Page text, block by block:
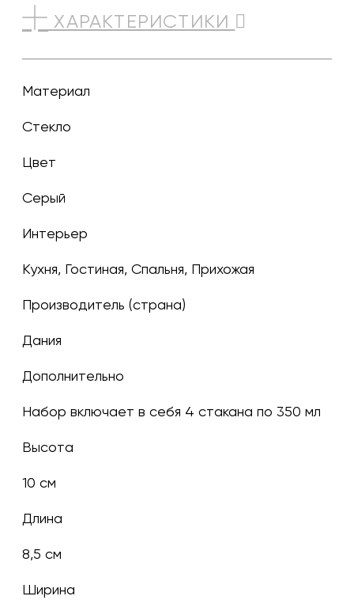
ХАРАКТЕРИСТИКИ
Материал
Стекло
Цвет
серый
Интерьер
Кухня, Гостиная, Спальня, Прихожая
Производитель (страна)
Дания
Дополнительно
Набор включает в себя 4 стакана по 350 мл
Высота
10 см
Длина
8,5 см
Ширина